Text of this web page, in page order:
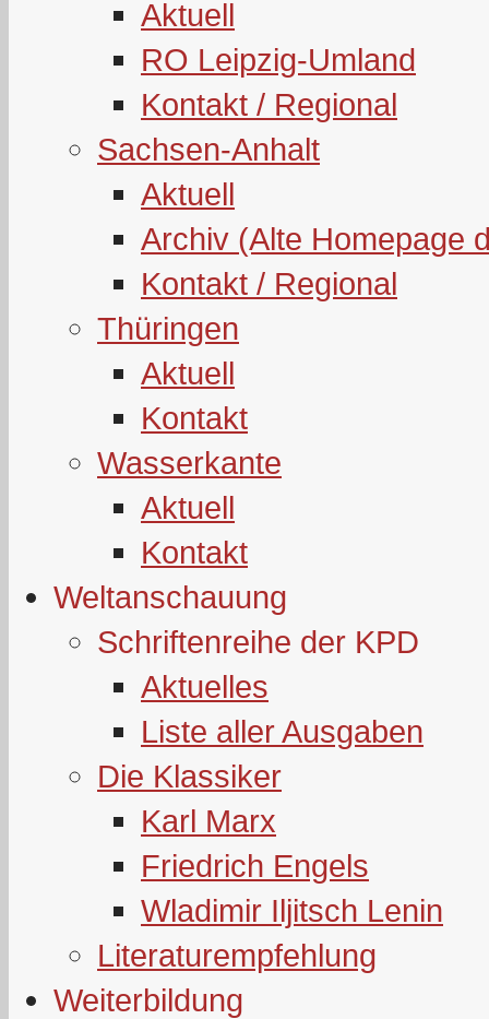
Aktuell
RO Leipzig-Umland
Kontakt / Regional
Sachsen-Anhalt
Aktuell
Archiv (Alte Homepage
Kontakt / Regional
Thüringen
Aktuell
Kontakt
Wasserkante
Aktuell
Kontakt
Weltanschauung
Schriftenreihe der KPD
Aktuelles
Liste aller Ausgaben
Die Klassiker
Karl Marx
Friedrich Engels
Wladimir Iljitsch Lenin
Literaturempfehlung
Weiterbildung